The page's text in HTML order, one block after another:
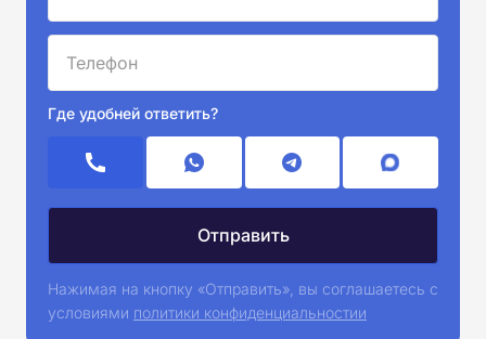
Где удобней ответить?
Нажимая на кнопку «Отправить», вы соглашаетесь с
условиями политики конфиденциальностии